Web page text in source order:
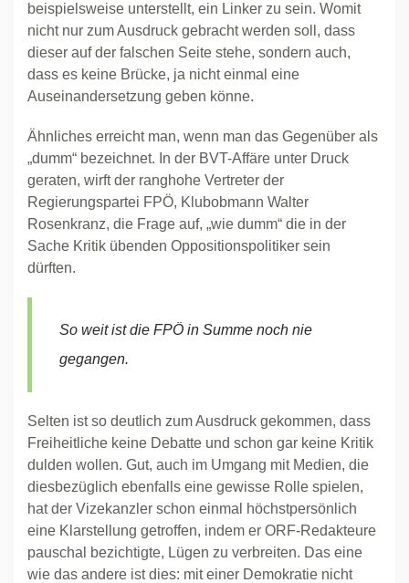
beispielsweise unterstellt, ein Linker zu sein. Womit
nicht nur zum Ausdruck gebracht werden soll, dass
dieser auf der falschen Seite stehe, sondern auch,
dass es keine Brücke, ja nicht einmal eine
Auseinandersetzung geben könne.
Ähnliches erreicht man, wenn man das Gegenüber als
„dumm“ bezeichnet. In der BVT-Affäre unter Druck
geraten, wirft der ranghohe Vertreter der
Regierungspartei FPÖ, Klubobmann Walter
Rosenkranz, die Frage auf, „wie dumm“ die in der
Sache Kritik übenden Oppositionspolitiker sein
dürften.
So weit ist die FPÖ in Summe noch nie
gegangen.
Selten ist so deutlich zum Ausdruck gekommen, dass
Freiheitliche keine Debatte und schon gar keine Kritik
dulden wollen. Gut, auch im Umgang mit Medien, die
diesbezüglich ebenfalls eine gewisse Rolle spielen,
hat der Vizekanzler schon einmal höchstpersönlich
eine Klarstellung getroffen, indem er ORF-Redakteure
pauschal bezichtigte, Lügen zu verbreiten. Das eine
wie das andere ist dies: mit einer Demokratie nicht